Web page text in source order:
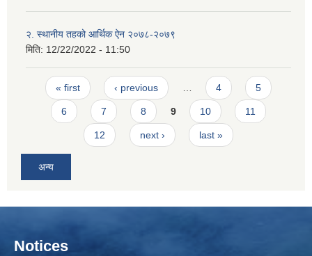
२. स्थानीय तहको आर्थिक ऐन २०७८-२०७९
मिति: 12/22/2022 - 11:50
Pages
« first ‹ previous 4 5
6 7 8 9 10 11
12 next › last »
अन्य
Notices